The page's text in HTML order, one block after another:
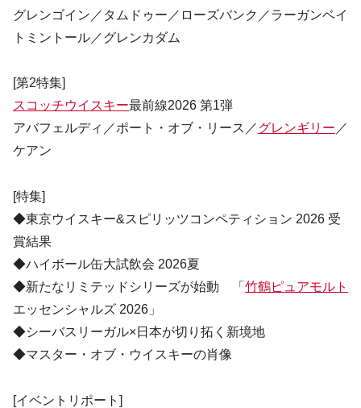
グレンゴイン／タムドゥー／ローズバンク／ラーガンベイ
トミントール／グレンカダム
[第2特集]
スコッチウイスキー最前線2026 第1弾
アバフェルディ／ポート・オブ・リース／グレンギリー ／
ケアン
[特集]
◆東京ウイスキー&スピリッツコンペティション 2026 受
賞結果
◆ハイボール缶大試飲会 2026夏
◆新たなリミテッドシリーズが始動 「 竹鶴ピュアモルト
エッセンシャルズ 2026」
◆シーバスリーガル×日本が切り拓く新境地
◆マスター・オブ・ウイスキーの肖像
[イベントリポート]